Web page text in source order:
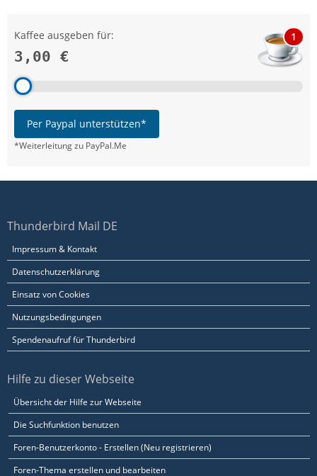
Kaffee ausgeben für:
3,00 €
1
Per Paypal unterstützen*
*Weiterleitung zu PayPal.Me
Thunderbird Mail DE
Impressum & Kontakt
Datenschutzerklärung
Einsatz von Cookies
Nutzungsbedingungen
Spendenaufruf für Thunderbird
Hilfe zu dieser Webseite
Übersicht der Hilfe zur Webseite
Die Suchfunktion benutzen
Foren-Benutzerkonto - Erstellen (Neu registrieren)
Foren-Thema erstellen und bearbeiten